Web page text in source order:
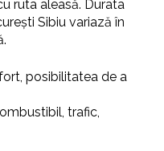
ruta aleasă. Durata
Sibiu variază în
posibilitatea de a
trafic,